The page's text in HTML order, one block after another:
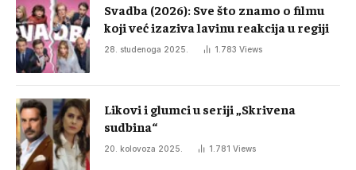
Svadba (2026): Sve što znamo o filmu
koji već izaziva lavinu reakcija u regiji
28. studenoga 2025. 1.783 Views
Likovi i glumci u seriji „Skrivena
sudbina“
20. kolovoza 2025. 1.781 Views